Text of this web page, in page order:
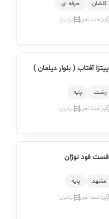
کاشان
حرفه ای
پراخت امن
نردبان
پیتزا آفتاب ( بلوار دیلمان )
رشت
پایه
پراخت امن
نردبان
فست فود نوژان
مشهد
پایه
پراخت امن
نردبان